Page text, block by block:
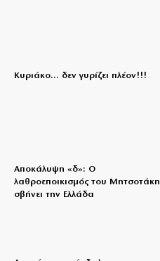
Κυριάκο… δεν γυρίζει πλέον!!!
Αποκάλυψη «δ»: Ο
λαθροεποικισμός του Μητσοτάκη
σβήνει την Ελλάδα